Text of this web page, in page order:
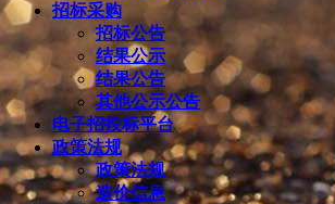
招标采购
招标公告
结果公示
结果公告
其他公示公告
电子招投标平台
政策法规
政策法规
造价信息